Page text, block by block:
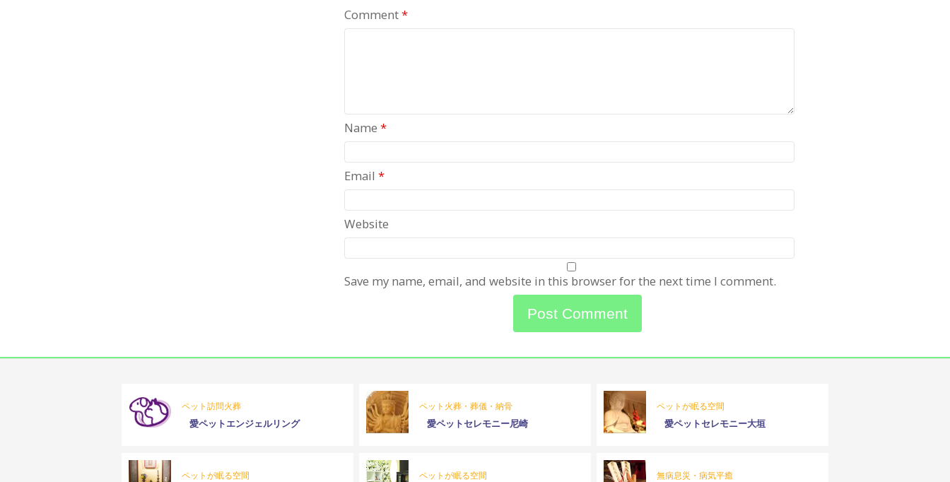
Comment*
Name *
Email *
Website
Save my name, email, and website in this browser for the next time I comment.
ペット訪問火葬
愛ペットエンジェルリング
ペット火葬・葬儀・納骨
愛ペットセレモニー尼崎
ペットが眠る空間
愛ペットセレモニー大垣
ペットが眠る空間 ペットが眠る空間 無病息災・病気平癒